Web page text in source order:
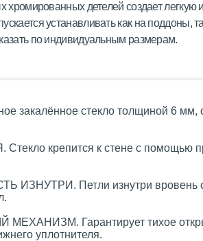
хромированных детелей создает легкую
устанавливать как на поддоны,
по индивидуальным размерам.
закалённое стекло толщиной 6 мм,
крепится к стене с помощью
Петли изнутри вровень
Гарантирует тихое
уплотнителя.